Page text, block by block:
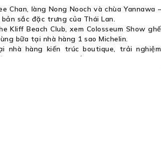
Chan, làng Nong Nooch và chùa Yannawa –
sắc đặc trưng của Thái Lan.
Kliff Beach Club, xem Colosseum Show ghế
bữa tại nhà hàng 1 sao Michelin.
nhà hàng kiến trúc boutique, trải nghiệm
chọn lọc trong suốt hành trình.